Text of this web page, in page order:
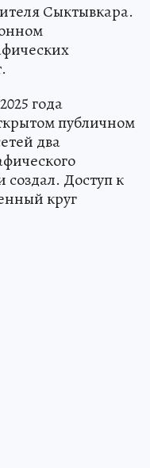
Сыктывкара.
года
публичном
два
создал. Доступ к
круг